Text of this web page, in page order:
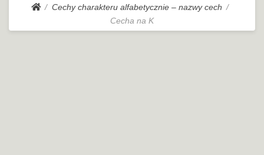
Cechy charakteru alfabetycznie – nazwy cech
Cecha na K